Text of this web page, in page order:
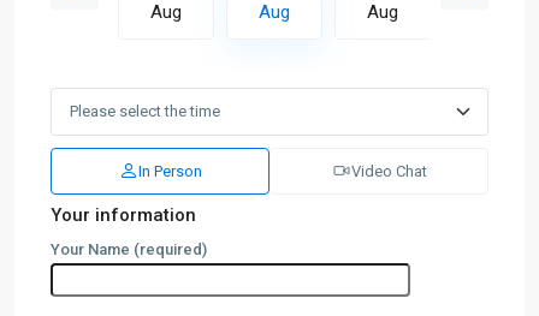
Aug Aug Aug
In Person Video Chat
Your information
Your Name (required)